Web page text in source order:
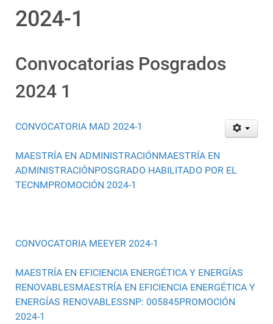
2024-1
Convocatorias Posgrados
2024 1
CONVOCATORIA MAD 2024-1
MAESTRÍA EN ADMINISTRACIÓNMAESTRÍA EN
ADMINISTRACIÓNPOSGRADO HABILITADO POR EL
TECNMPROMOCIÓN 2024-1
CONVOCATORIA MEEYER 2024-1
MAESTRÍA EN EFICIENCIA ENERGÉTICA Y ENERGÍAS
RENOVABLESMAESTRÍA EN EFICIENCIA ENERGÉTICA Y
ENERGÍAS RENOVABLESSNP: 005845PROMOCIÓN
2024-1